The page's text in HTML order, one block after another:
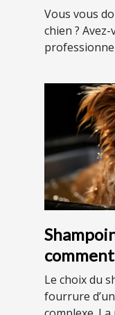
Vous vous
chien ?
Le choix du
fourrure